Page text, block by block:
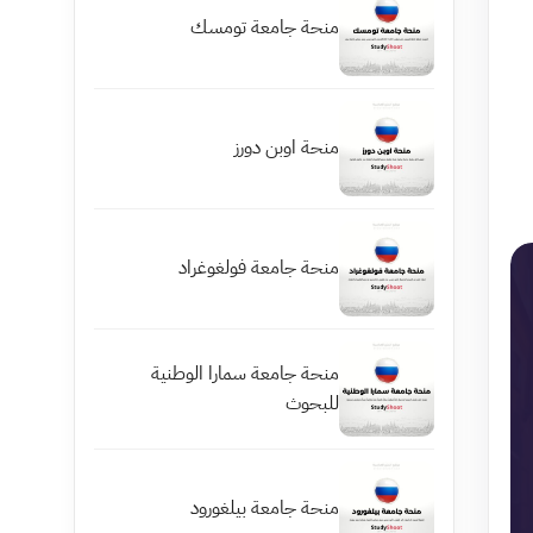
منحة جامعة تومسك
منحة اوبن دورز
منحة جامعة فولغوغراد
منحة جامعة سمارا الوطنية
للبحوث
منحة جامعة بيلغورود